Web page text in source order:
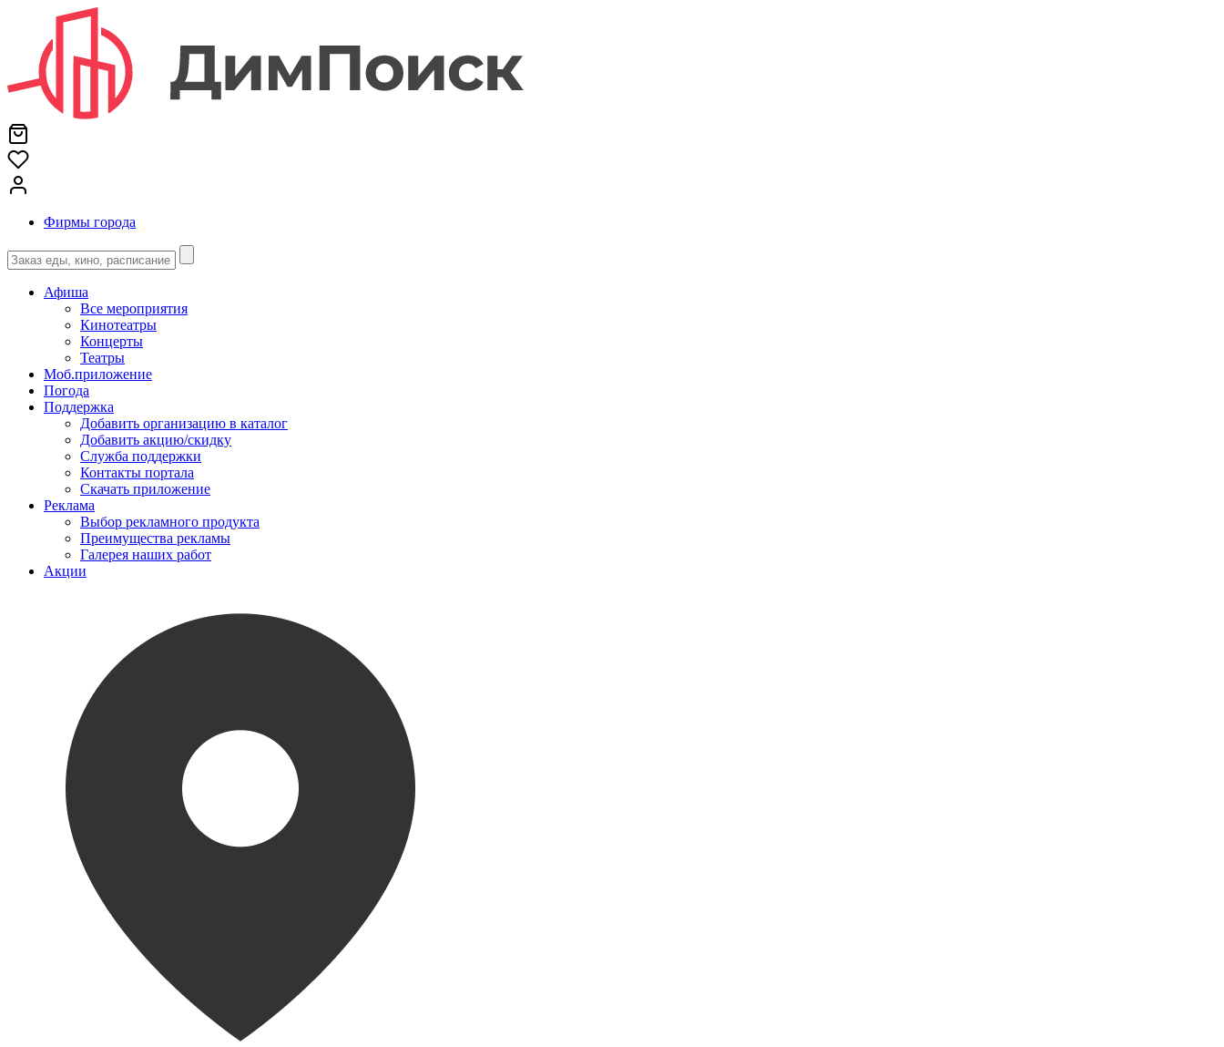
Фирмы города
Афиша
Все мероприятия
Кинотеатры
Концерты
Театры
Моб.приложение
Погода
Поддержка
Добавить организацию в каталог
Добавить акцию/скидку
Служба поддержки
Контакты портала
Скачать приложение
Реклама
Выбор рекламного продукта
Преимущества рекламы
Галерея наших работ
Акции